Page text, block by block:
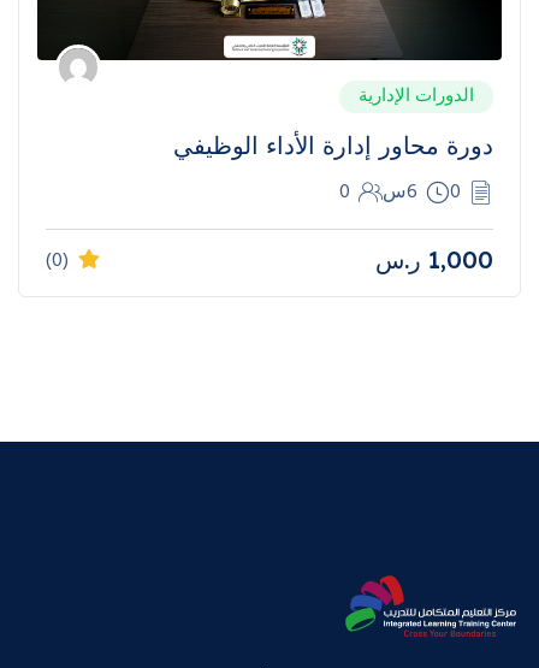
الدورات الإدارية
دورة محاور إدارة الأداء الوظيفي
0 6س 0
1,000 ر.س (0)